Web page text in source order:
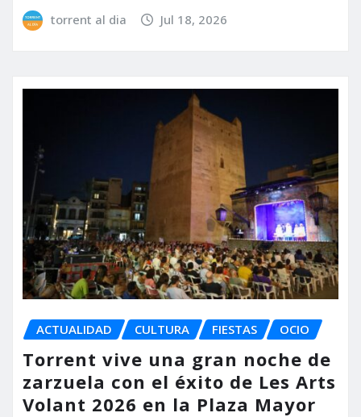
torrent al dia Jul 18, 2026
ACTUALIDAD CULTURA FIESTAS OCIO
Torrent vive una gran noche de
zarzuela con el éxito de Les Arts
Volant 2026 en la Plaza Mayor